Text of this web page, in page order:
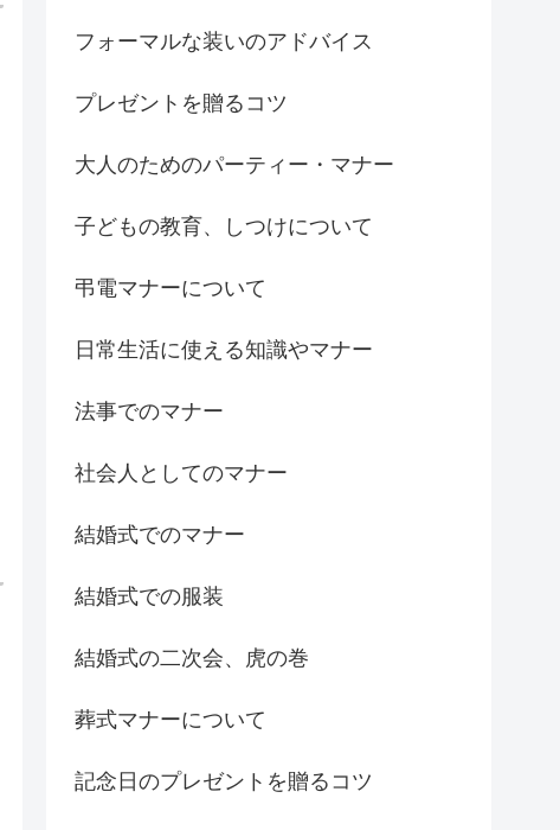
フォーマルな装いのアドバイス
プレゼントを贈るコツ
大人のためのパーティー・マナー
子どもの教育、しつけについて
弔電マナーについて
日常生活に使える知識やマナー
法事でのマナー
社会人としてのマナー
結婚式でのマナー
結婚式での服装
結婚式の二次会、虎の巻
葬式マナーについて
記念日のプレゼントを贈るコツ